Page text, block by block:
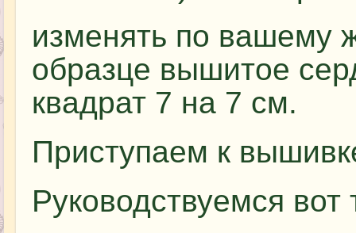
изменять по вашему
образце вышитое
квадрат 7 на 7 см.
Приступаем к
Руководствуемся вот